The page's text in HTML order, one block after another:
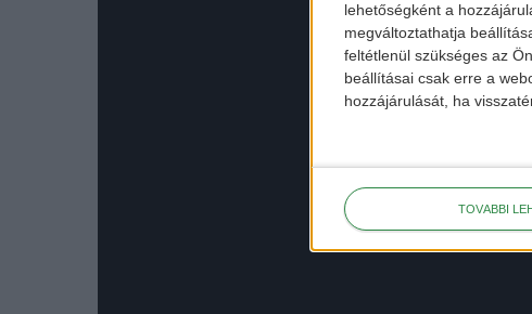
lehetőségként a
megváltoztathatja
feltétlenül szükséges az
beállításai csak erre a
hozzájárulását, ha
TOVÁBBI